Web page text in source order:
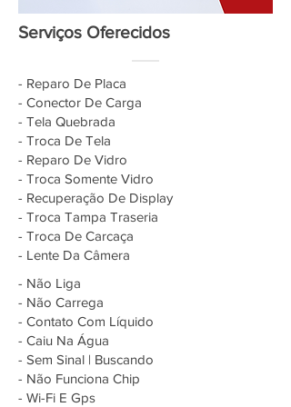
Serviços Oferecidos
- Reparo De Placa
- Conector De Carga
- Tela Quebrada
- Troca De Tela
- Reparo De Vidro
- Troca Somente Vidro
- Recuperação De Display
- Troca Tampa Traseria
- Troca De Carcaça
- Lente Da Câmera
- Não Liga
- Não Carrega
- Contato Com Líquido
- Caiu Na Água
- Sem Sinal | Buscando
- Não Funciona Chip
- Wi-Fi E Gps